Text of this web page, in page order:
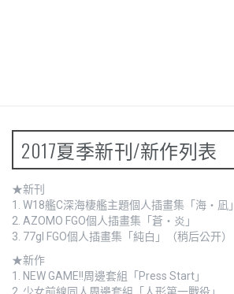
2017夏季新刊/新作列表
★新刊
1. W18艦C深海棲艦主題個人插畫集「海・凪」
2. AZOMO FGO個人插畫集「蒼・炎」
3. 77gl FGO個人插畫集「純白」（稍后公开）
★新作
1.
NEW GAME!!周邊套組「Press Start」